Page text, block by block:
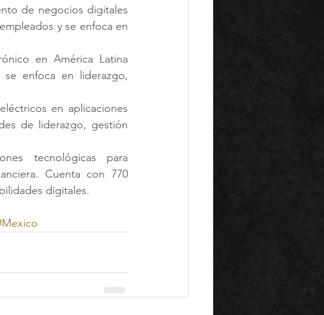
de negocios digitales
y se enfoca en
en América Latina
se enfoca en liderazgo,
en aplicaciones
de liderazgo, gestión
tecnológicas para
Cuenta con 770
digitales.